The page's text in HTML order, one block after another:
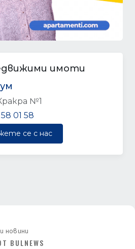
имоти
№1
01 58
се с нас
новини